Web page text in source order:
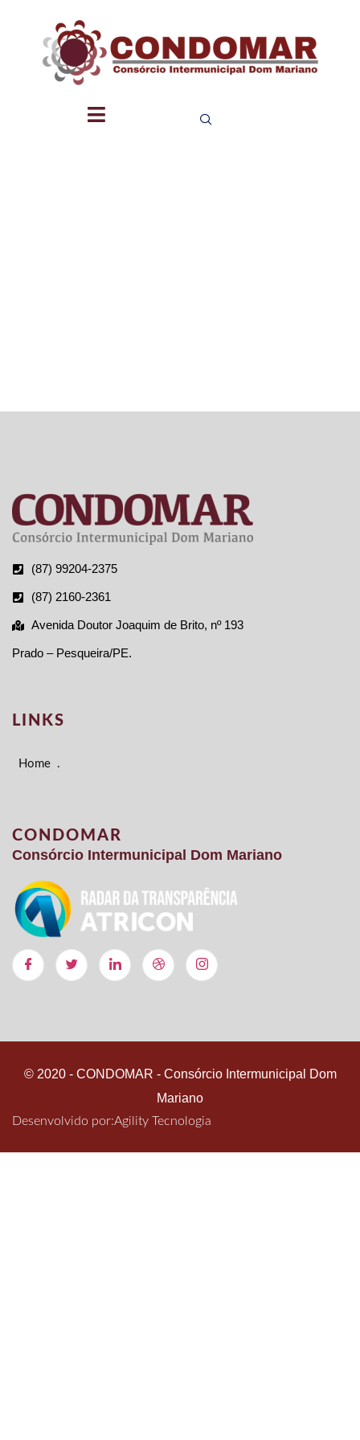
(87) 99204-2375
(87) 2160-2361
Avenida Doutor Joaquim de Brito, nº 193
Prado – Pesqueira/PE.
LINKS
Home .
CONDOMAR
Consórcio Intermunicipal Dom Mariano
© 2020 - CONDOMAR - Consórcio Intermunicipal Dom
Mariano
Desenvolvido por:Agility Tecnologia